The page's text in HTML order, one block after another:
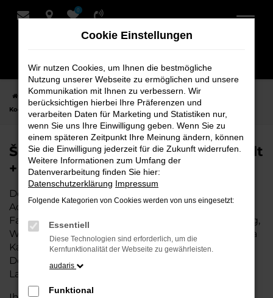
Zum
0
Startseite Achim Škoda
Škoda Karoq Fahrzeuge bei Schmidt +
Koch für Achim
Škoda Karoq Fahrzeuge bei Schmidt
+ Koch für Achim
Der Škoda Karoq ist die perfekte Wahl für alle in
Achim, die ein zuverlässiges und modernes
Fahrzeug suchen. Ob für den täglichen Arbeitsweg,
Wochenendausflüge oder lange Reisen, der Škoda
Karoq bietet Komfort, Effizienz und modernes
Design, das sowohl in der Stadt als auch auf dem
Land glänzt.
Cookie Einstellungen
Wir nutzen Cookies, um Ihnen die bestmögliche
Nutzung unserer Webseite zu ermöglichen und unsere
Kommunikation mit Ihnen zu verbessern. Wir
berücksichtigen hierbei Ihre Präferenzen und
verarbeiten Daten für Marketing und Statistiken nur,
wenn Sie uns Ihre Einwilligung geben. Wenn Sie zu
einem späteren Zeitpunkt Ihre Meinung ändern, können
Sie die Einwilligung jederzeit für die Zukunft widerrufen.
Weitere Informationen zum Umfang der
Datenverarbeitung finden Sie hier:
Datenschutzerklärung Impressum
Folgende Kategorien von Cookies werden von uns eingesetzt:
Essentiell
Diese Technologien sind erforderlich, um die
Kernfunktionalität der Webseite zu gewährleisten.
audaris
Funktional